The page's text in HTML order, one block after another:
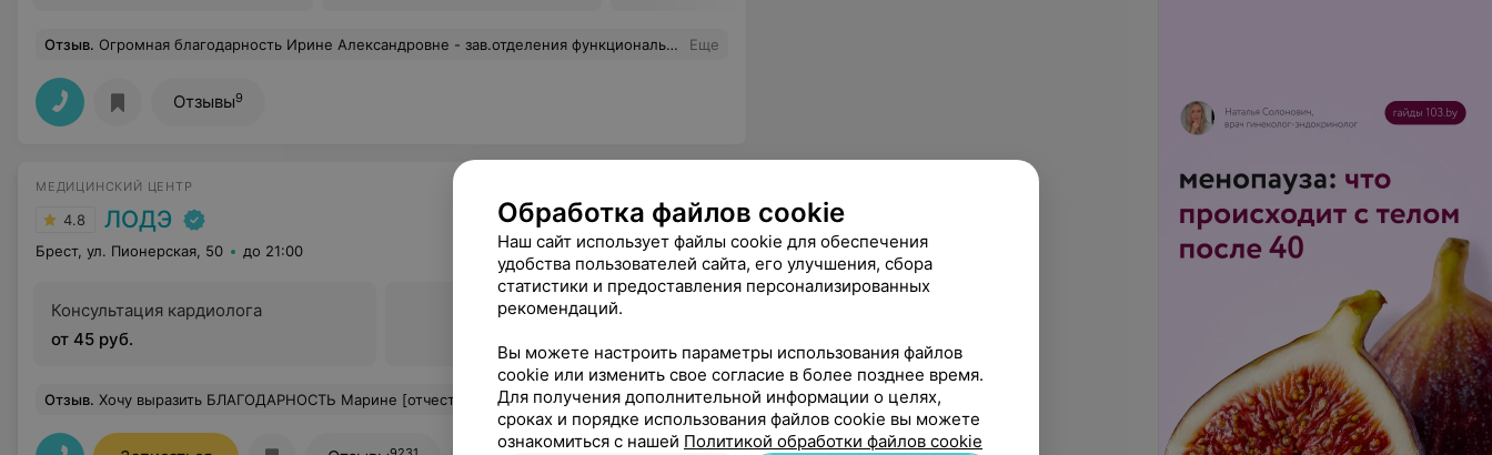
Отзыв. Огромная благодарность Ирине Александровне - зав.отделения функциональной диагностики, за качественный приём(07.07.2026), диагностику, разъяснение процедуры и её результатов. В абсолютно позитивной атмосфере. Спасибо и успехов по жизни Вам, Ирина Александровна. Еще
Отзывы9
МЕДИЦИНСКИЙ ЦЕНТР
4.8 ЛОДЭ
Брест, ул. Пионерская, 50 до 21:00
Консультация кардиолога
от 45 руб.
Все цены
Отзыв. Хочу выразить БЛАГОДАРНОСТЬ Марине [отчество не запомнила]. Брест, Ленина. Была на sis-терапии. Со мной был 12-летний сын с аутизмом... Обычно сидит и ждёт меня. Но в этот раз прямо во время процедуры что-то переклинило и он стал ходить-бродить по кабинету... Специалист сказала, чтобы я лежала и не беспокоилась, хотя уже думала и преправать процедуру... Человек с доброй душой! Минус, что в отзыве только врача можно указать. Но ведь медсестры тоже достойны похвал. Еще
Обработка файлов cookie
Наш сайт использует файлы cookie для обеспечения
удобства пользователей сайта, его улучшения, сбора
статистики и предоставления персонализированных
рекомендаций.
Вы можете настроить параметры использования файлов
cookie или изменить свое согласие в более позднее время.
Для получения дополнительной информации о целях,
сроках и порядке использования файлов cookie вы можете
ознакомиться с нашей Политикой обработки файлов cookie